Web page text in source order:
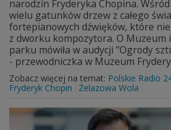
narodzin Fryderyka Chopina.
wielu gatunków drzew z całego
fortepianowych dźwięków, które
z dworku kompozytora. O Muzeum
parku mówiła w audycji "Ogrody
- przewodniczka w Muzeum
Zobacz więcej na temat: Polskie Radio
Fryderyk Chopin
Żelazowa Wola